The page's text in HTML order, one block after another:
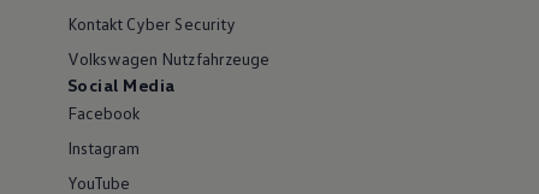
Kontakt Cyber Security
Volkswagen Nutzfahrzeuge
Social Media
Facebook
Instagram
YouTube